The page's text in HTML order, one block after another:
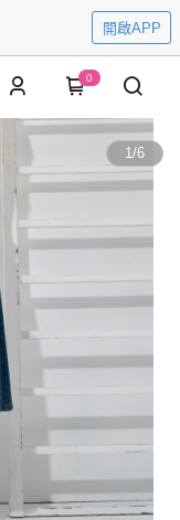
開啟APP
0
1/6